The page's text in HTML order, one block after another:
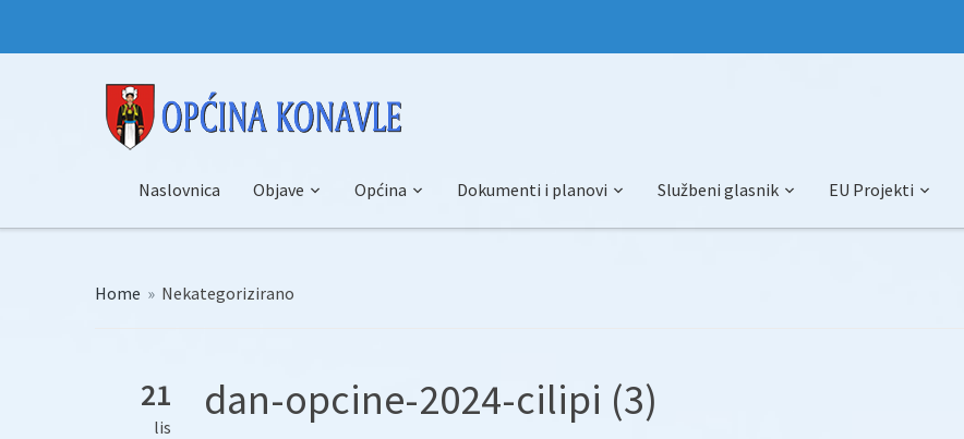
Naslovnica Objave Općina Dokumenti i planovi Službeni glasnik EU Projekti
Home » Nekategorizirano
21
lis
dan-opcine-2024-cilipi (3)